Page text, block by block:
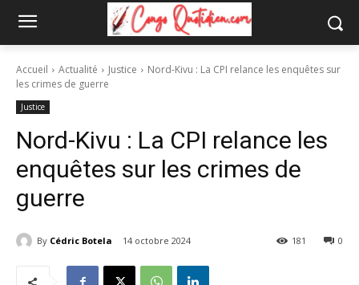
Accueil Actualité Justice
Nord-Kivu : La CPI relance les enquêtes sur
les crimes de guerre
Justice
Nord-Kivu : La CPI relance les
enquêtes sur les crimes de
guerre
By Cédric Botela 14 octobre 2024 0
181